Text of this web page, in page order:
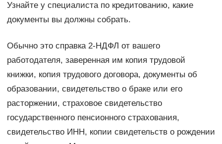
Узнайте у специалиста по кредитованию, какие
документы вы должны собрать.
Обычно это справка 2-НДФЛ от вашего
работодателя, заверенная им копия трудовой
книжки, копия трудового договора, документы об
образовании, свидетельство о браке или его
расторжении, страховое свидетельство
государственного пенсионного страхования,
свидетельство ИНН, копии свидетельств о рождении